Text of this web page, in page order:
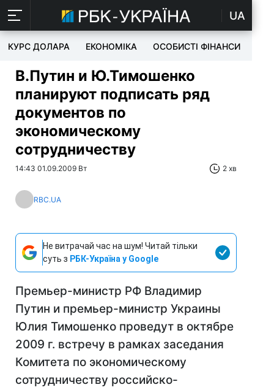
UA
КУРС ДОЛАРА ЕКОНОМІКА ОСОБИСТІ ФІНАНСИ
В.Путин и Ю.Тимошенко
планируют подписать ряд
документов по
экономическому
сотрудничеству
14:43 01.09.2009 Вт 2 хв
RBC.UA
Не витрачай час на шум! Читай тільки
суть з РБК-Україна у Google
Премьер-министр РФ Владимир
Путин и премьер-министр Украины
Юлия Тимошенко проведут в октябре
2009 г. встречу в рамках заседания
Комитета по экономическому
сотрудничеству российско-